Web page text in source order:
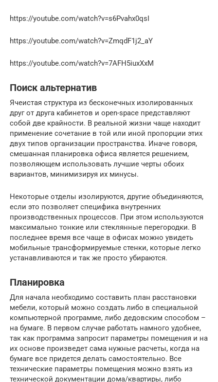
https://youtube.com/watch?v=s6Pvahx0qsI
https://youtube.com/watch?v=ZmqdF1j2_aY
https://youtube.com/watch?v=7AFH5iuxXxM
Поиск альтернатив
Ячеистая структура из бесконечных изолированных
друг от друга кабинетов и open-space представляют
собой две крайности. В реальной жизни чаще находит
применение сочетание в той или иной пропорции этих
двух типов организации пространства. Иначе говоря,
смешанная планировка офиса является решением,
позволяющем использовать лучшие черты обоих
вариантов, минимизируя их минусы.
Некоторые отделы изолируются, другие объединяются,
если это позволяет специфика внутренних
производственных процессов. При этом используются
максимально тонкие или стеклянные перегородки. В
последнее время все чаще в офисах можно увидеть
мобильные трансформируемые стенки, которые легко
устанавливаются и так же просто убираются.
Планировка
Для начала необходимо составить план расстановки
мебели, который можно создать либо в специальной
компьютерной программе, либо дедовским способом –
на бумаге. В первом случае работать намного удобнее,
так как программа запросит параметры помещения и на
их основе произведет сама нужные расчеты, когда на
бумаге все придется делать самостоятельно. Все
технические параметры помещения можно взять из
технической документации дома/квартиры, либо